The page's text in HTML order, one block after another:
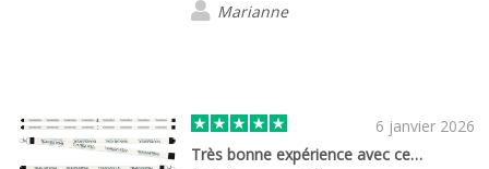
Marianne
6 janvier 2026
Très bonne expérience avec ce…